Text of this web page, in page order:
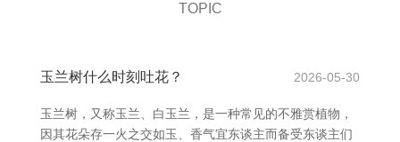
TOPIC
玉兰树什么时刻吐花？ 2026-05-30
玉兰树，又称玉兰、白玉兰，是一种常见的不雅赏植物，
因其花朵存一火之交如玉、香气宜东谈主而备受东谈主们